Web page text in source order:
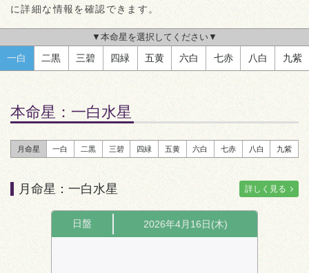
に詳細な情報を確認できます。
▼本命星を選択してください▼
一白 二黒 三碧 四緑 五黄 六白 七赤 八白 九紫
本命星： 一白水星
月命星 一白 二黒 三碧 四緑 五黄 六白 七赤 八白 九紫
月命星：一白水星 詳しく見る
日盤 2026年4月16日(木)